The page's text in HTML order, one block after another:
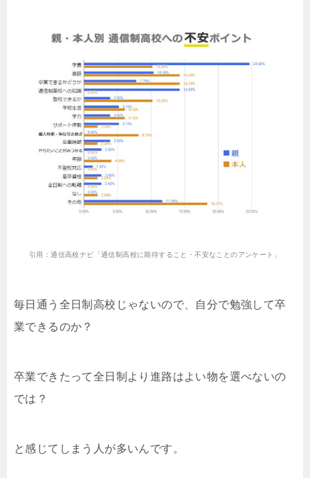
引用：通信高校ナビ「通信制高校に期待すること・不安なことのアンケート」
毎日通う全日制高校じゃないので、自分で勉強して卒
業できるのか？
卒業できたって全日制より進路はよい物を選べないの
では？
と感じてしまう人が多いんです。